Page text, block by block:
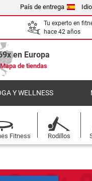
País de entrega
Tu experto en
hace 42 años
en Europa
Mapa de tiendas
Y WELLNESS
Fitness Rodillos